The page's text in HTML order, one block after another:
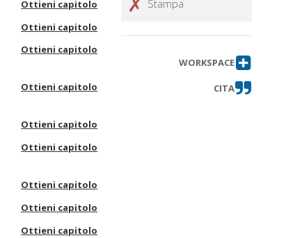
Ottieni capitolo
Ottieni capitolo
Ottieni capitolo
Ottieni capitolo
Ottieni capitolo
Ottieni capitolo
Ottieni capitolo
Ottieni capitolo
Ottieni capitolo
Stampa
WORKSPACE
CITA